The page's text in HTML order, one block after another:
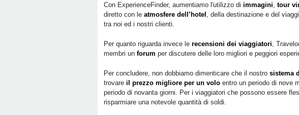
Con ExperienceFinder, aumentiamo l'utilizzo di immagini, tour
diretto con le atmosfere dell’hotel , della destinazione e del
tra noi ed i nostri clienti.
Per quanto riguarda invece le recensioni dei viaggiatori,
membri un forum per discutere delle loro migliori e peggiori
Per concludere, non dobbiamo dimenticare che il nostro sistema
trovare il prezzo migliore per un volo entro un periodo di nove
periodo di novanta giorni. Per i viaggiatori che possono essere
risparmiare una notevole quantità di soldi.